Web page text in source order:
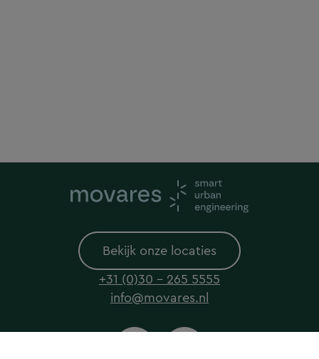
Bekijk onze locaties
+31 (0)30 - 265 5555
info@movares.nl